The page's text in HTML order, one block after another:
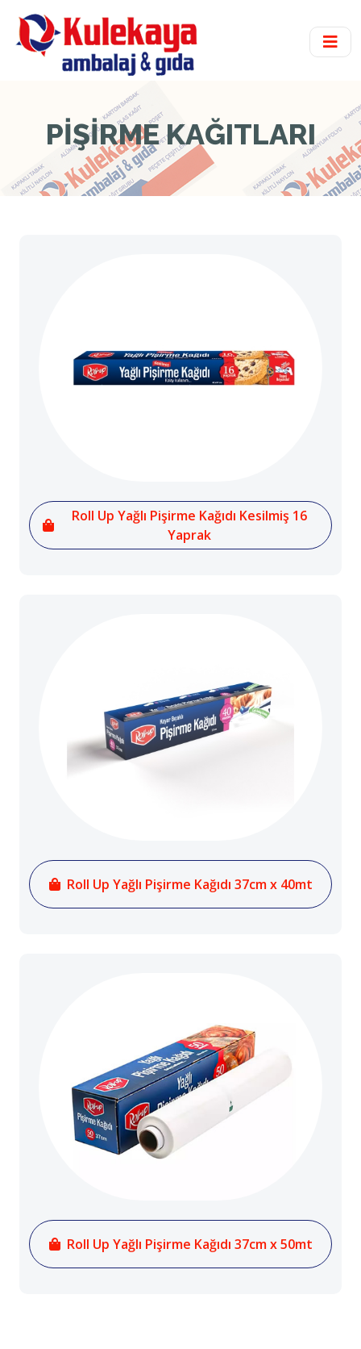
PİŞİRME KAĞITLARI
Roll Up Yağlı Pişirme Kağıdı Kesilmiş 16
Yaprak
Roll Up Yağlı Pişirme Kağıdı 37cm x 40mt
Roll Up Yağlı Pişirme Kağıdı 37cm x 50mt